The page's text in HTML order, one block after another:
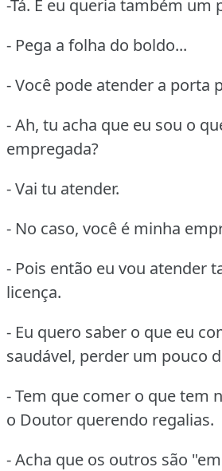
-Tá. E eu queria também um
- Pega a folha do boldo...
- Você pode atender a porta
- Ah, tu acha que eu sou o
empregada?
- Vai tu atender.
- No caso, você é minha
- Pois então eu vou atender
licença.
- Eu quero saber o que eu
saudável, perder um pouco
- Tem que comer o que tem
o Doutor querendo regalias.
- Acha que os outros são